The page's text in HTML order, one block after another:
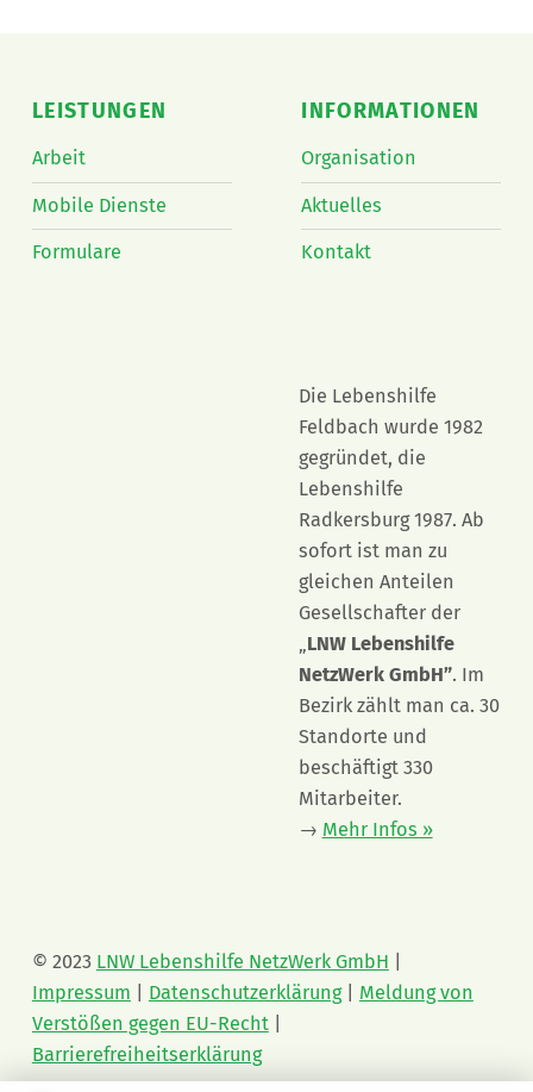
LEISTUNGEN
Arbeit
Mobile Dienste
Formulare
INFORMATIONEN
Organisation
Aktuelles
Kontakt
Die Lebenshilfe
Feldbach wurde 1982
gegründet, die
Lebenshilfe
Radkersburg 1987. Ab
sofort ist man zu
gleichen Anteilen
Gesellschafter der
„LNW Lebenshilfe
NetzWerk GmbH”. Im
Bezirk zählt man ca. 30
Standorte und
beschäftigt 330
Mitarbeiter.
→ Mehr Infos »
© 2023 LNW Lebenshilfe NetzWerk GmbH
Impressum
Datenschutzerklärung
Meldung von
Verstößen gegen EU-Recht|
Barrierefreiheitserklärung